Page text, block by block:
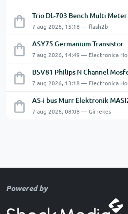
Trio DL-703 Bench Multi Meter
7 aug 2026, 15:18 — flash2b
ASY75 Germanium Transistor.
7 aug 2026, 14:49 — Electronica
BSV81 Philips N Channel
7 aug 2026, 13:18 — Electronica
7 aug 2026, 08:08 — Girrekes
Powered by